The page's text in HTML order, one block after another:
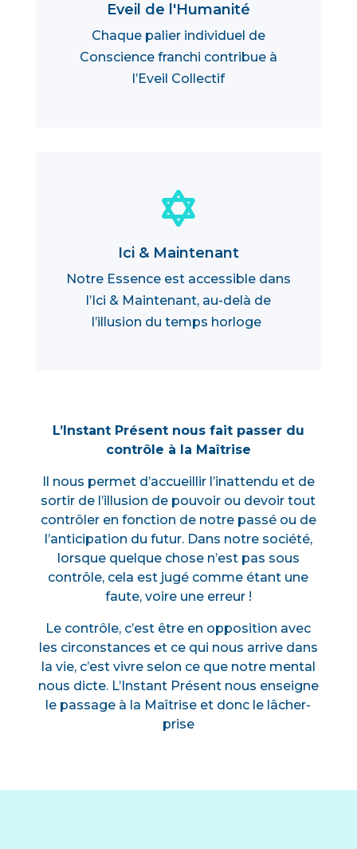
Eveil de l'Humanité
Chaque palier individuel de
Conscience franchi contribue à
l’Eveil Collectif

Ici & Maintenant
Notre Essence est accessible dans
l’Ici & Maintenant, au-delà de
l’illusion du temps horloge
L’Instant Présent nous fait passer du
contrôle à la Maîtrise
Il nous permet d’accueillir l’inattendu et de
sortir de l’illusion de pouvoir ou devoir tout
contrôler en fonction de notre passé ou de
l’anticipation du futur. Dans notre société,
lorsque quelque chose n’est pas sous
contrôle, cela est jugé comme étant une
faute, voire une erreur !
Le contrôle, c’est être en opposition avec
les circonstances et ce qui nous arrive dans
la vie, c’est vivre selon ce que notre mental
nous dicte. L’Instant Présent nous enseigne
le passage à la Maîtrise et donc le lâcher-
prise